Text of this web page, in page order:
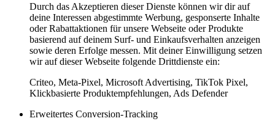
Durch das Akzeptieren dieser Dienste können wir dir auf
deine Interessen abgestimmte Werbung, gesponserte Inhalte
oder Rabattaktionen für unsere Webseite oder Produkte
basierend auf deinem Surf- und Einkaufsverhalten anzeigen
sowie deren Erfolge messen. Mit deiner Einwilligung setzen
wir auf dieser Webseite folgende Drittdienste ein:
Criteo, Meta-Pixel, Microsoft Advertising, TikTok Pixel,
Klickbasierte Produktempfehlungen, Ads Defender
Erweitertes Conversion-Tracking